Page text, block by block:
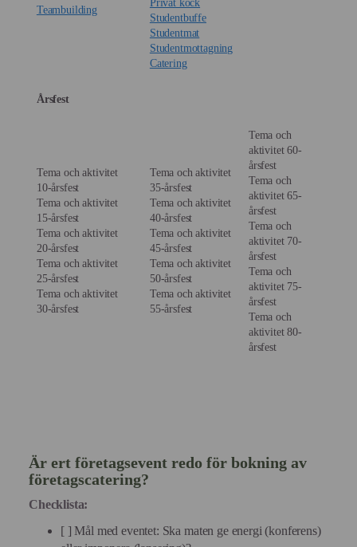
Teambuilding
Privat kock
Studentbuffe
Studentmat
Studentmottagning
Catering
Årsfest
Tema och aktivitet
10-årsfest
Tema och aktivitet
15-årsfest
Tema och aktivitet
20-årsfest
Tema och aktivitet
25-årsfest
Tema och aktivitet
30-årsfest
Tema och aktivitet
35-årsfest
Tema och aktivitet
40-årsfest
Tema och aktivitet
45-årsfest
Tema och aktivitet
50-årsfest
Tema och aktivitet
55-årsfest
Tema och
aktivitet 60-
årsfest
Tema och
aktivitet 65-
årsfest
Tema och
aktivitet 70-
årsfest
Tema och
aktivitet 75-
årsfest
Tema och
aktivitet 80-
årsfest
Är ert företagsevent redo för bokning av
företagscatering?
Checklista:
[ ] Mål med eventet: Ska maten ge energi (konferens)